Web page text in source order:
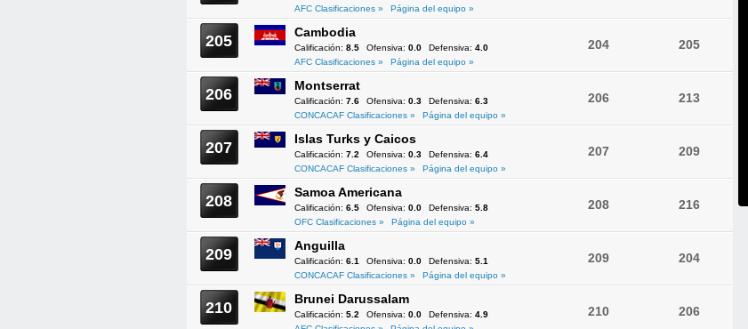
AFC Clasificaciones »
Página del equipo »
205 Cambodia
Calificación: 8.5 Ofensiva: 0.0 Defensiva: 4.0
AFC Clasificaciones »
Página del equipo »
204 205
206 Montserrat
Calificación: 7.6 Ofensiva: 0.3 Defensiva: 6.3
CONCACAF Clasificaciones »
Página del equipo »
206 213
207 Islas Turks y Caicos
Calificación: 7.2 Ofensiva: 0.3 Defensiva: 6.4
CONCACAF Clasificaciones »
Página del equipo »
207 209
208 Samoa Americana
Calificación: 6.5 Ofensiva: 0.0 Defensiva: 5.8
OFC Clasificaciones »
Página del equipo »
208 216
209 Anguilla
Calificación: 6.1 Ofensiva: 0.0 Defensiva: 5.1
CONCACAF Clasificaciones »
Página del equipo »
209 204
210 Brunei Darussalam
Calificación: 5.2 Ofensiva: 0.0 Defensiva: 4.9
210 206